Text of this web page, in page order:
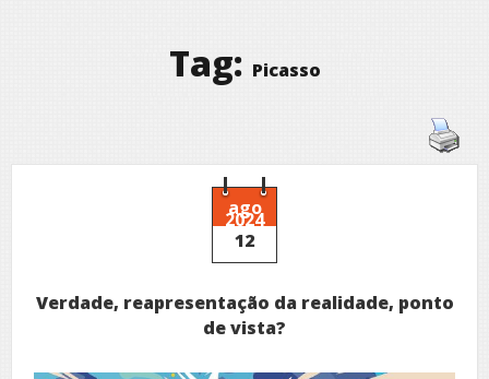
Tag: Picasso
ago
2024
12
Verdade, reapresentação da realidade, ponto
de vista?